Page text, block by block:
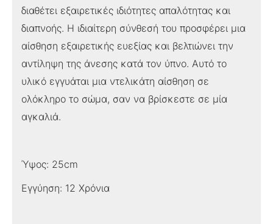
διαθέτει εξαιρετικές ιδιότητες απαλότητας και
διαπνοής. Η ιδιαίτερη σύνθεσή του προσφέρει μια
αίσθηση εξαιρετικής ευεξίας και βελτιώνει την
αντίληψη της άνεσης κατά τον ύπνο. Αυτό το
υλικό εγγυάται μια ντελικάτη αίσθηση σε
ολόκληρο το σώμα, σαν να βρίσκεστε σε μία
αγκαλιά.
Ύψος: 25cm
Εγγύηση: 12 Χρόνια